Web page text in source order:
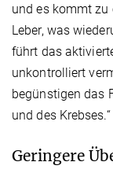
und es kommt zu
Leber, was
führt das
unkontrolliert
begünstigen das
und des Krebses.“
Geringere